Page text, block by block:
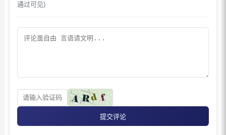
通过可见)
提交评论